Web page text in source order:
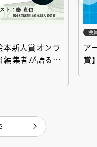
本新人賞オンラ
集者が語る
会
ア
賞